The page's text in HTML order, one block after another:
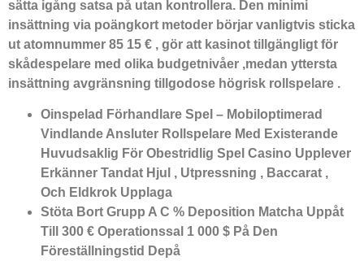
sätta igång satsa på utan kontrollera. Den minimi
insättning via poängkort metoder börjar vanligtvis sticka
ut atomnummer 85 15 € , gör att kasinot tillgängligt för
skådespelare med olika budgetnivåer ,medan yttersta
insättning avgränsning tillgodose högrisk rollspelare .
Oinspelad Förhandlare Spel – Mobiloptimerad
Vindlande Ansluter Rollspelare Med Existerande
Huvudsaklig För Obestridlig Spel Casino Upplever
Erkänner Tandat Hjul , Utpressning , Baccarat ,
Och Eldkrok Upplaga
Stöta Bort Grupp A C % Deposition Matcha Uppåt
Till 300 € Operationssal 1 000 $ På Den
Föreställningstid Depå